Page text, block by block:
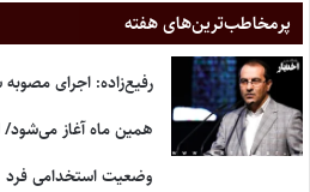
پر‌مخاطب‌ترین‌های هفته
رفیع‌زاده: اجرای
همین ماه آغاز می‌شود/
وضعیت استخدامی فرد